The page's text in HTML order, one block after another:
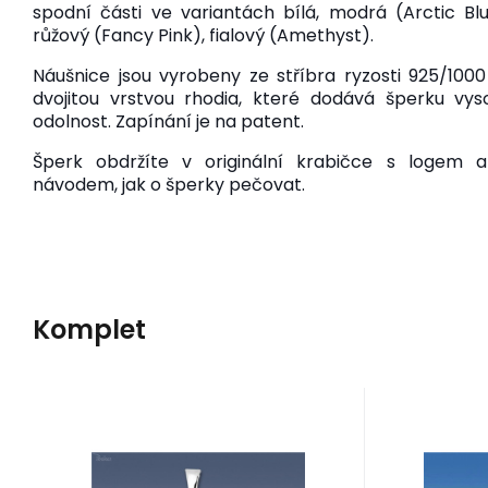
spodní části ve variantách bílá, modrá (Arctic
růžový (Fancy Pink), fialový (Amethyst).
Náušnice jsou vyrobeny ze stříbra ryzosti 925/
dvojitou vrstvou rhodia, které dodává šperku
odolnost. Zapínání je na patent.
Šperk obdržíte v originální krabičce s logem
návodem, jak o šperky pečovat.
Komplet
přívěsek Hlava koně
s růžovými zirkony
Záruka24 mesiacov
32.65€
Stříbrný přívěsek ve tvaru